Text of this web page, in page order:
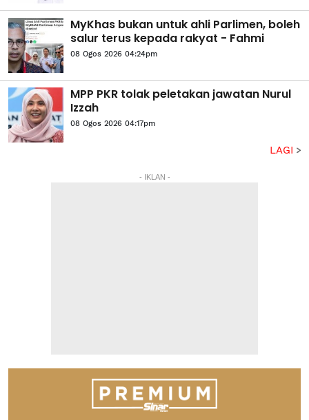
MyKhas bukan untuk ahli Parlimen, boleh
salur terus kepada rakyat - Fahmi
08 Ogos 2026 04:24pm
MPP PKR tolak peletakan jawatan Nurul
Izzah
08 Ogos 2026 04:17pm
LAGI
- IKLAN -